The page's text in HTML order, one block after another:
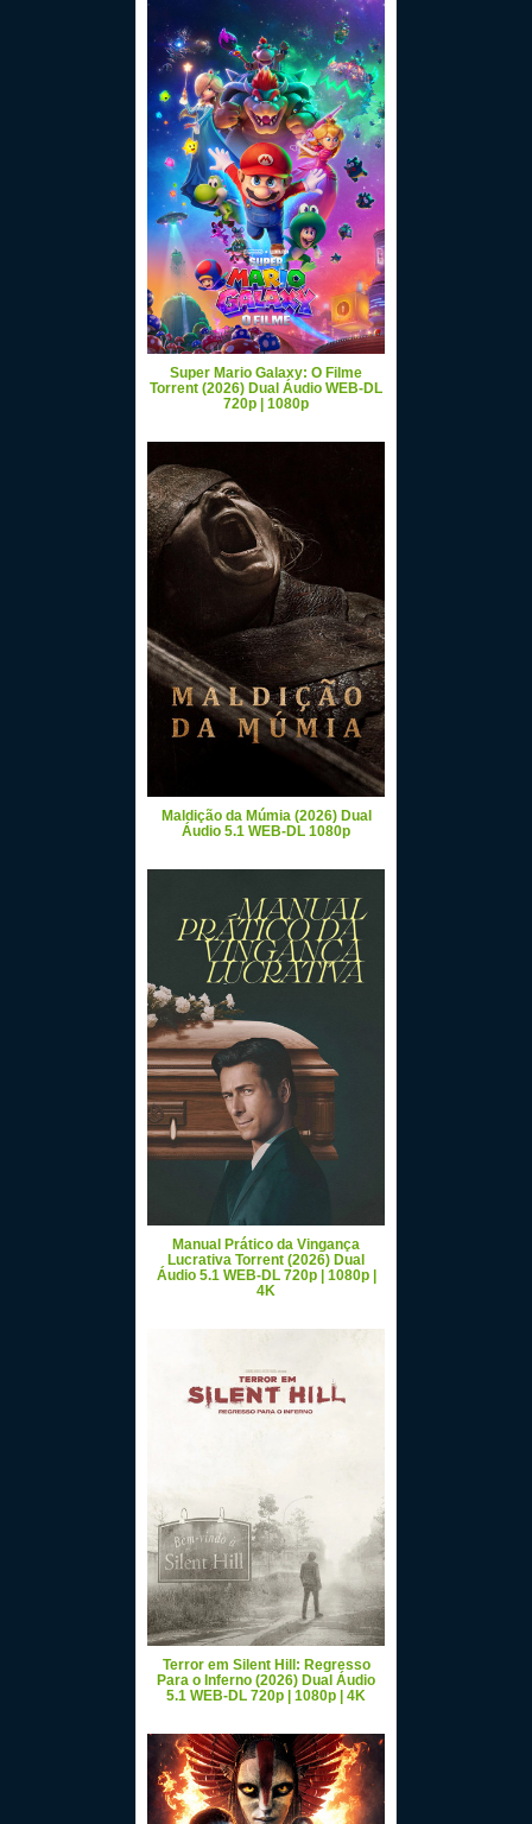
Super Mario Galaxy: O Filme
Torrent (2026) Dual Áudio WEB-DL
720p | 1080p
Maldição da Múmia (2026) Dual
Áudio 5.1 WEB-DL 1080p
Manual Prático da Vingança
Lucrativa Torrent (2026) Dual
Áudio 5.1 WEB-DL 720p | 1080p |
4K
Terror em Silent Hill: Regresso
Para o Inferno (2026) Dual Áudio
5.1 WEB-DL 720p | 1080p | 4K